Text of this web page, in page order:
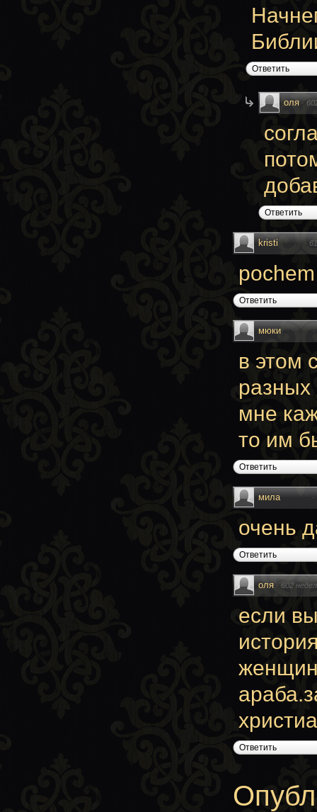
Ответить
оля ·
Ответить
kristi ·
Ответить
мюки ·
в этом
разных
мне
то им
Ответить
мила ·
очень
Ответить
оля ·602
если
Ответить